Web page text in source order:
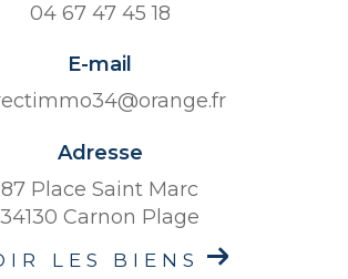
04 67 47 45 18
E-mail
Adresse
87 Place Saint Marc
34130 Carnon Plage
LES BIENS